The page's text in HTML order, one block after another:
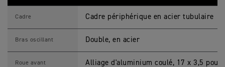
Cadre Cadre périphérique en acier tubulaire
Bras oscillant Double, en acier
Roue avant Alliage d'aluminium coulé, 17 x 3,5